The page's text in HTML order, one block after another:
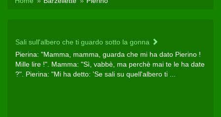
Sali sull'albero che ti guardo sotto la gonna
Pierina: "Mamma, mamma, guarda che mi ha dato Pierino !
Mille lire !". Mamma: "Sì, vabbè, ma perchè mai te le ha date
?". Pierina: "Mi ha detto: 'Se sali su quell'albero ti ...